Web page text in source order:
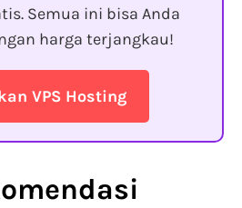
Semua ini bisa Anda
harga terjangkau!
VPS Hosting